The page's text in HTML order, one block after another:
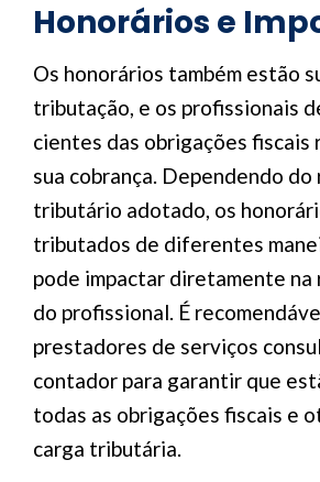
Honorários e
Os honorários também estão
tributação, e os profissionais
cientes das obrigações fiscais
sua cobrança. Dependendo do
tributário adotado, os
tributados de diferentes
pode impactar diretamente
do profissional. É
prestadores de serviços
contador para garantir que
todas as obrigações fiscais e
carga tributária.